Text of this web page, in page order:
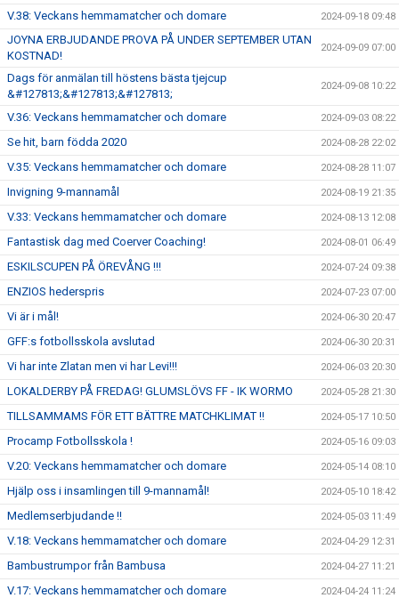
V.38: Veckans hemmamatcher och domare 2024-09-18 09:48
JOYNA ERBJUDANDE PROVA PÅ UNDER SEPTEMBER UTAN
KOSTNAD!
2024-09-09 07:00
Dags för anmälan till höstens bästa tjejcup
&#127813;&#127813;&#127813;
2024-09-08 10:22
V.36: Veckans hemmamatcher och domare 2024-09-03 08:22
Se hit, barn födda 2020 2024-08-28 22:02
V.35: Veckans hemmamatcher och domare 2024-08-28 11:07
Invigning 9-mannamål 2024-08-19 21:35
V.33: Veckans hemmamatcher och domare 2024-08-13 12:08
Fantastisk dag med Coerver Coaching! 2024-08-01 06:49
ESKILSCUPEN PÅ ÖREVÅNG !!! 2024-07-24 09:38
ENZIOS hederspris 2024-07-23 07:00
Vi är i mål! 2024-06-30 20:47
GFF:s fotbollsskola avslutad 2024-06-30 20:31
Vi har inte Zlatan men vi har Levi!!! 2024-06-03 20:30
LOKALDERBY PÅ FREDAG! GLUMSLÖVS FF - IK WORMO 2024-05-28 21:30
TILLSAMMAMS FÖR ETT BÄTTRE MATCHKLIMAT !! 2024-05-17 10:50
Procamp Fotbollsskola ! 2024-05-16 09:03
V.20: Veckans hemmamatcher och domare 2024-05-14 08:10
Hjälp oss i insamlingen till 9-mannamål! 2024-05-10 18:42
Medlemserbjudande !! 2024-05-03 11:49
V.18: Veckans hemmamatcher och domare 2024-04-29 12:31
Bambustrumpor från Bambusa 2024-04-27 11:21
V.17: Veckans hemmamatcher och domare 2024-04-24 11:24